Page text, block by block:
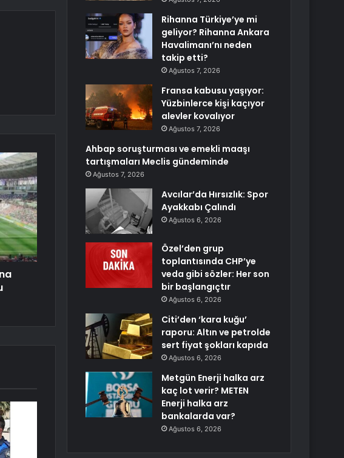
Rihanna Türkiye’ye mi
geliyor? Rihanna Ankara
Havalimanı’nı neden
takip etti?
Ağustos 7, 2026
Fransa kabusu yaşıyor:
Yüzbinlerce kişi kaçıyor
alevler kovalıyor
Ağustos 7, 2026
Ahbap soruşturması ve emekli maaşı
tartışmaları Meclis gündeminde
Ağustos 7, 2026
Avcılar’da Hırsızlık: Spor
Ayakkabı Çalındı
Ağustos 6, 2026
Özel’den grup
toplantısında CHP’ye
veda gibi sözler: Her son
bir başlangıçtır
Ağustos 6, 2026
Citi’den ‘kara kuğu’
raporu: Altın ve petrolde
sert fiyat şokları kapıda
Ağustos 6, 2026
Metgün Enerji halka arz
kaç lot verir? METEN
Enerji halka arz
bankalarda var?
Ağustos 6, 2026